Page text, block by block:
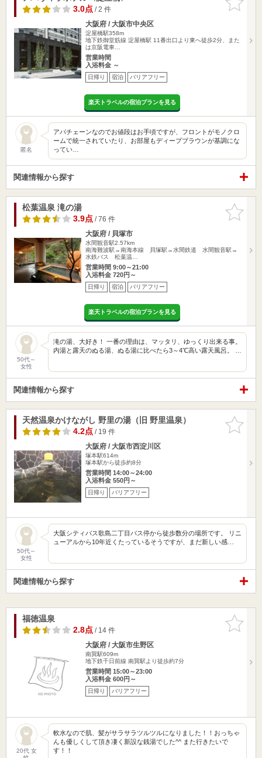
りに追加
3.0点/ 2 件
大阪府 / 大阪市中央区
淀屋橋駅358m
地下鉄御堂筋線 淀屋橋駅 11番出口より東へ徒歩2分、また
は京阪電車…
営業時間
入浴料金 ～
日帰り 宿泊 バリアフリー
楽天トラベルの宿泊プランを見る
匿名
アパチェーンなのでお値段はお手頃ですが、フロントがモノクロ
ームで統一されていたり、お部屋もディープブラウンが基調にな
ってい…
関連情報から探す
お気に入
りに追加
松葉温泉 滝の湯
3.9点/ 76 件
大阪府 / 貝塚市
水間観音駅2.57km
南海難波駅→南海本線 貝塚駅→水間鉄道 水間観音駅→
水鉄バス 松葉温…
営業時間 9:00～21:00
入浴料金 720円～
日帰り 宿泊 バリアフリー
楽天トラベルの宿泊プランを見る
50代～
女性
滝の湯、大好き！ 一番の理由は、マッタリ、ゆっくり出来る事。
内湯と露天のぬる湯、ぬる湯に比べたら3～4℃高い露天風呂。 …
関連情報から探す
お気に入
りに追加
天然温泉かけながし 野里の湯（旧 野里温泉）
4.2点/ 19 件
大阪府 / 大阪市西淀川区
塚本駅614m
塚本駅から徒歩約8分
営業時間 14:00～24:00
入浴料金 550円～
日帰り バリアフリー
50代～
女性
大阪シティバス歌島二丁目バス停から徒歩数分の場所です。 リニ
ューアルから10年近くたっているそうですが、まだ新しい感…
関連情報から探す
お気に入
りに追加
福徳温泉
2.8点/ 14 件
大阪府 / 大阪市生野区
南巽駅609m
地下鉄千日前線 南巽駅より徒歩約7分
営業時間 15:00～23:00
入浴料金 600円～
日帰り バリアフリー
20代 女
軟水なので肌、髪がサラサラツルツルになりました！！おっちゃ
んも優しくして頂き凄く新設な銭湯でした^^ また行きたいで
す！！